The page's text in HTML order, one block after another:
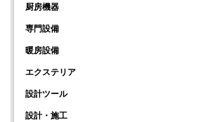
厨房機器
専門設備
暖房設備
エクステリア
設計ツール
設計・施工